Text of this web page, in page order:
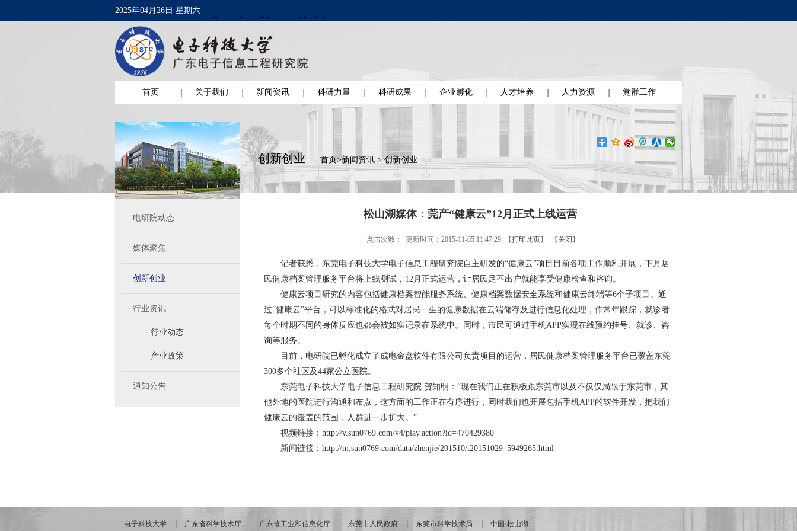
2025年04月26日 星期六
首页 关于我们 新闻资讯 科研力量 科研成果 企业孵化 人才培养 人力资源 党群工作
电研院动态
媒体聚焦
创新创业
行业资讯
行业动态
产业政策
通知公告
创新创业 首页>新闻资讯 >创新创业
松山湖媒体：莞产“健康云”12月正式上线运营
点击次数： 更新时间：2015-11-05 11:47:29 【打印此页】 【 关闭 】
记者获悉，东莞电子科技大学电子信息工程研究院自主研发的“健康云”项目目前各项工作顺利开展，下月居
民健康档案管理服务平台将上线测试，12月正式运营，让居民足不出户就能享受健康检查和咨询。
健康云项目研究的内容包括健康档案智能服务系统、健康档案数据安全系统和健康云终端等6个子项目。通
过“健康云”平台，可以标准化的格式对居民一生的健康数据在云端储存及进行信息化处理，作常年跟踪，就诊者
每个时期不同的身体反应也都会被如实记录在系统中。同时，市民可通过手机APP实现在线预约挂号、就诊、咨
询等服务。
目前，电研院已孵化成立了成电金盘软件有限公司负责项目的运营，居民健康档案管理服务平台已覆盖东莞
300多个社区及44家公立医院。
东莞电子科技大学电子信息工程研究院 贺知明：“现在我们正在积极跟东莞市以及不仅仅局限于东莞市，其
他外地的医院进行沟通和布点，这方面的工作正在有序进行，同时我们也开展包括手机APP的软件开发，把我们
健康云的覆盖的范围，人群进一步扩大。”
视频链接： http://v.sun0769.com/v4/play.action?id=470429380
新闻链接： http://m.sun0769.com/data/zhenjie/201510/t20151029_5949265.html
电子科技大学 广东省科学技术厅 广东省工业和信息化厅 东莞市人民政府 东莞市科学技术局 中国·松山湖